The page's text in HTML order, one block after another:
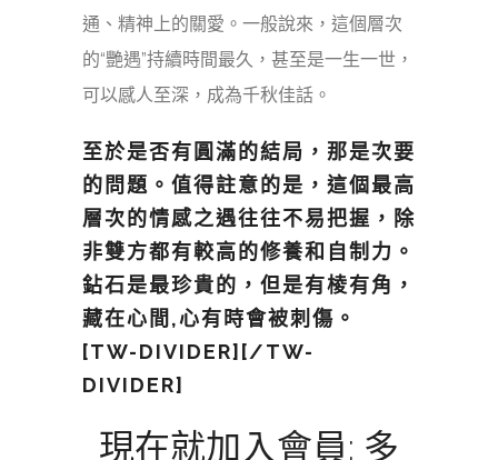
通、精神上的關愛。一般說來，這個層次
的“艷遇”持續時間最久，甚至是一生一世，
可以感人至深，成為千秋佳話。
至於是否有圓滿的結局，那是次要
的問題。值得註意的是，這個最高
層次的情感之遇往往不易把握，除
非雙方都有較高的修養和自制力。
鉆石是最珍貴的，但是有棱有角，
藏在心間,心有時會被刺傷。
[TW-DIVIDER][/TW-
DIVIDER]
現在就加入會員: 多